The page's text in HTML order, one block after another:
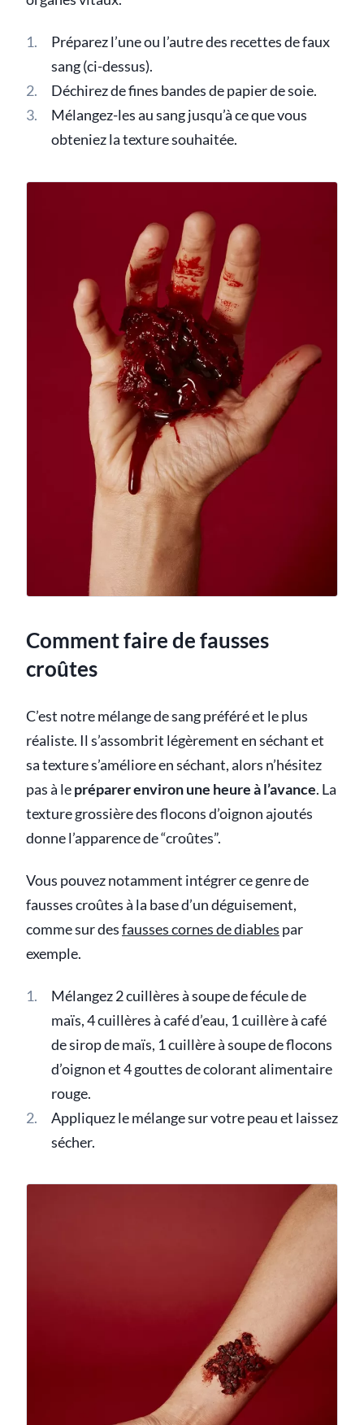
Préparez l’une ou l’autre des recettes de faux
sang (ci-dessus).
Déchirez de fines bandes de papier de soie.
Mélangez-les au sang jusqu’à ce que vous
obteniez la texture souhaitée.
Comment faire de fausses
croûtes
C’est notre mélange de sang préféré et le plus
réaliste. Il s’assombrit légèrement en séchant et
sa texture s’améliore en séchant, alors n’hésitez
pas à lepréparer environ une heure à l’avance. La
texture grossière des flocons d’oignon ajoutés
donne l’apparence de “croûtes”.
Vous pouvez notamment intégrer ce genre de
fausses croûtes à la base d’un déguisement,
comme sur desfausses cornes de diables par
exemple.
Mélangez 2 cuillères à soupe de fécule de
maïs, 4 cuillères à café d’eau, 1 cuillère à café
de sirop de maïs, 1 cuillère à soupe de flocons
d’oignon et 4 gouttes de colorant alimentaire
rouge.
Appliquez le mélange sur votre peau et laissez
sécher.